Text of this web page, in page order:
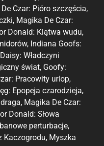
Czar: Pióro szczęścia,
Magika De Czar:
Donald: Klątwa wudu,
Indiana Goofs:
Władczyni
świat, Goofy:
Pracowity urlop,
Epopeja czarodzieja,
Magika De Czar:
Donald: Słowa
perturbacje,
Kaczogrodu, Myszka